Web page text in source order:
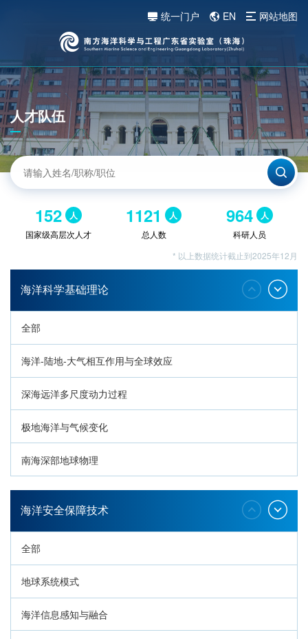
统一门户 EN 网站地图
人才队伍
152 人
国家级高层次人才
1121 人
总人数
964 人
科研人员
* 以上数据统计截止到2025年12月
海洋科学基础理论
全部
海洋-陆地-大气相互作用与全球效应
深海远洋多尺度动力过程
极地海洋与气候变化
南海深部地球物理
深海生命与生态过程
海洋安全保障技术
全部
地球系统模式
海洋信息感知与融合